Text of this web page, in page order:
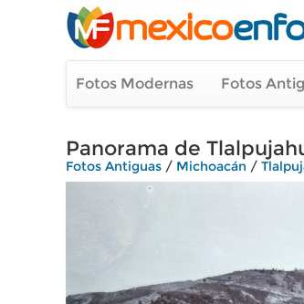
Fotos Modernas Fotos
Panorama de
Fotos Antiguas / Michoacán /